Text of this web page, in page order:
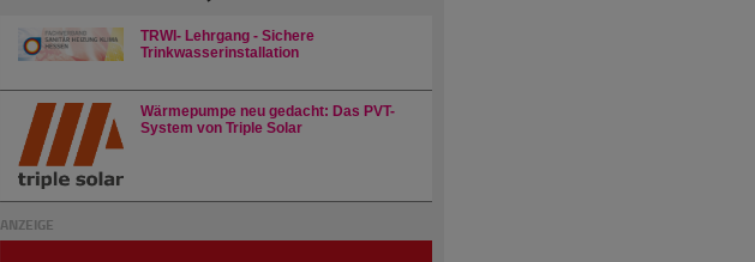
TRWI- Lehrgang - Sichere
Trinkwasserinstallation
Wärmepumpe neu gedacht: Das PVT-
System von Triple Solar
ANZEIGE